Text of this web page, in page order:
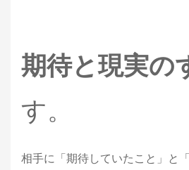
期待と現実の
す。
相手に「期待していたこと」と